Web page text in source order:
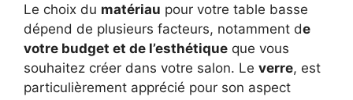
Le choix du matériau pour votre table basse
dépend de plusieurs facteurs, notamment de
votre budget et de l’esthétique que vous
souhaitez créer dans votre salon. Le verre, est
particulièrement apprécié pour son aspect